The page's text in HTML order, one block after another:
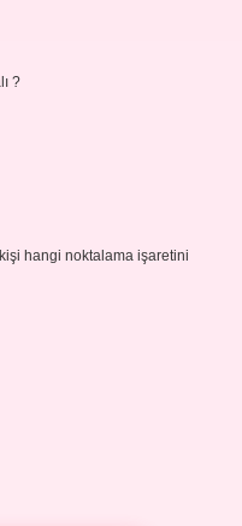
?
hangi noktalama işaretini